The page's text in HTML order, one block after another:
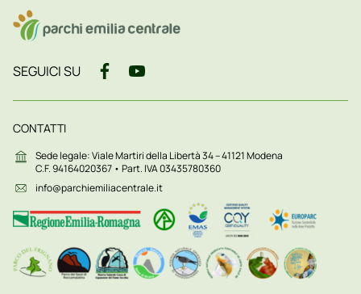
SEGUICI SU
CONTATTI
Sede legale: Viale Martiri della Libertà 34 – 41121 Modena
C.F. 94164020367 • Part. IVA 03435780360
info@parchiemiliacentrale.it